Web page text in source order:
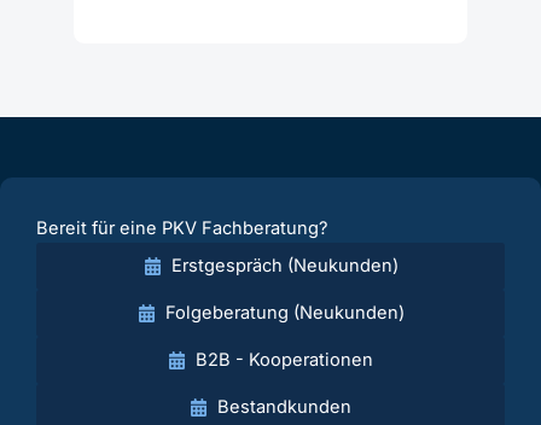
Bereit für eine PKV Fachberatung?
Erstgespräch (Neukunden)
Folgeberatung (Neukunden)
B2B - Kooperationen
Bestandkunden